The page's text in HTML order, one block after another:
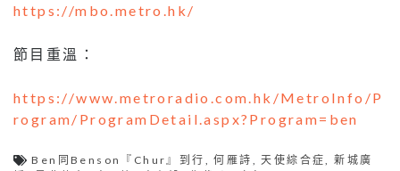
https://mbo.metro.hk/
節目重溫：
https://www.metroradio.com.hk/MetroInfo/P
rogram/ProgramDetail.aspx?Program=ben
Ben同Benson『Chur』到行 ,何雁詩 ,天使綜合症 ,新城廣